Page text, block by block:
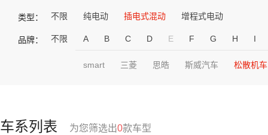
类型： 不限 纯电动 插电式混动 增程式电动
品牌： 不限 A B C D E F G H I
smart 三菱 思皓 斯威汽车 松散机车
车系列表 为您筛选出0款车型